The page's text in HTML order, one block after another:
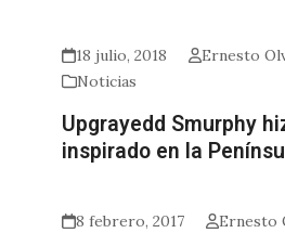
18 julio, 2018
Ernesto
Noticias
Upgrayedd Smurphy
inspirado en la
8 febrero, 2017
Ernesto